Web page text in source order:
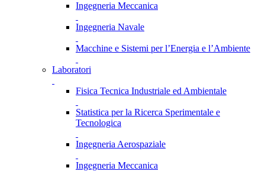
Ingegneria Meccanica
Ingegneria Navale
Macchine e Sistemi per l’Energia e l’Ambiente
Laboratori
Fisica Tecnica Industriale ed Ambientale
Statistica per la Ricerca Sperimentale e
Tecnologica
Ingegneria Aerospaziale
Ingegneria Meccanica